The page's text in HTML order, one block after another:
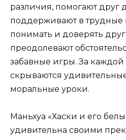
различия, помогают друг
поддерживают в трудные
понимать и доверять друг
преодолевают
забавные игры. За каждой
скрываются
моральные уроки.
Маньхуа «Хаски и его
удивительна своими